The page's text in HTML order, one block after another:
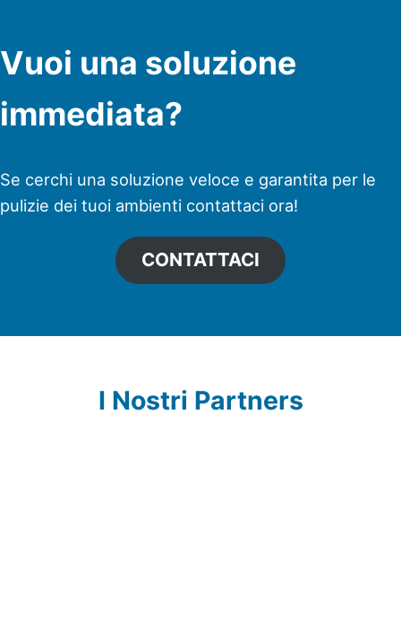
Vuoi una soluzione
immediata?
Se cerchi una soluzione veloce e garantita per le
pulizie dei tuoi ambienti contattaci ora!
CONTATTACI
I Nostri Partners